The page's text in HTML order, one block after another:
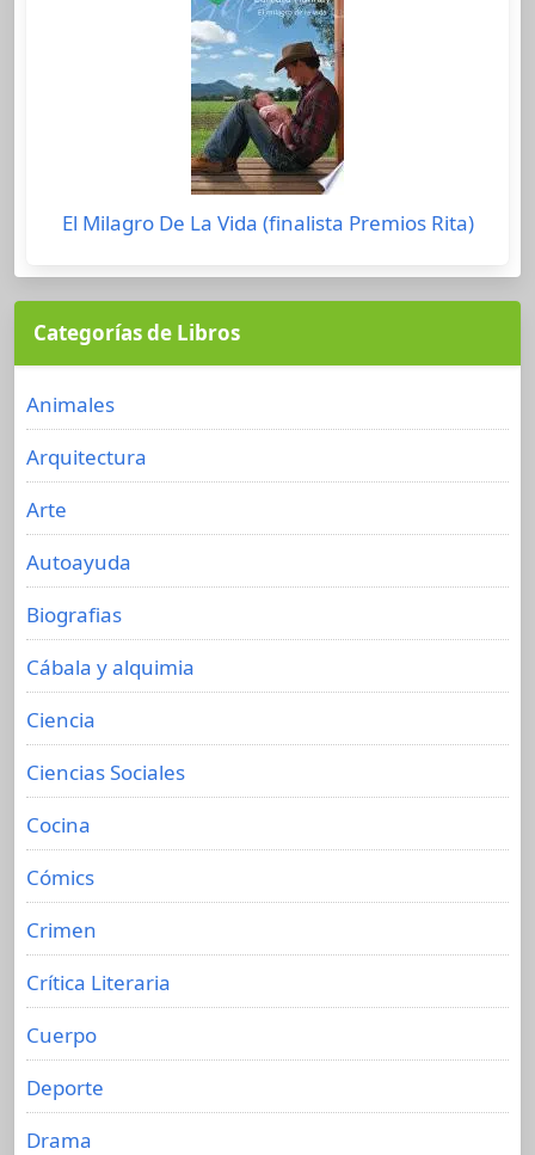
El Milagro De La Vida (finalista Premios Rita)
Categorías de Libros
Animales
Arquitectura
Arte
Autoayuda
Biografias
Cábala y alquimia
Ciencia
Ciencias Sociales
Cocina
Cómics
Crimen
Crítica Literaria
Cuerpo
Deporte
Drama